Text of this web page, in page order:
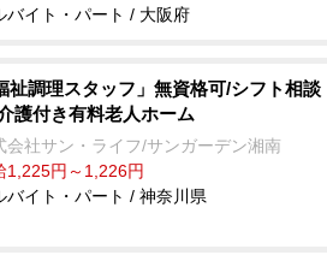
バイト・パート / 大阪府
祉調理スタッフ」無資格可/シフト相談
護付き有料老人ホーム
会社サン・ライフ/サンガーデン湘南
1,225円～1,226円
バイト・パート / 神奈川県